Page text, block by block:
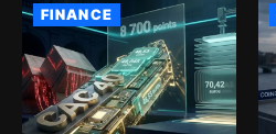
FINANCE